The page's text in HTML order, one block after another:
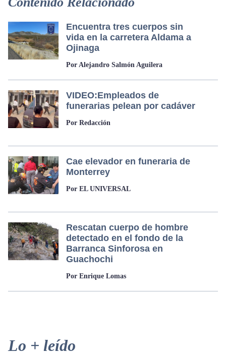
Encuentra tres cuerpos sin
vida en la carretera Aldama a
Ojinaga
Por Alejandro Salmón Aguilera
VIDEO:Empleados de
funerarias pelean por cadáver
Por Redacción
Cae elevador en funeraria de
Monterrey
Por EL UNIVERSAL
Rescatan cuerpo de hombre
detectado en el fondo de la
Barranca Sinforosa en
Guachochi
Por Enrique Lomas
Primary
Sidebar
Lo + leído